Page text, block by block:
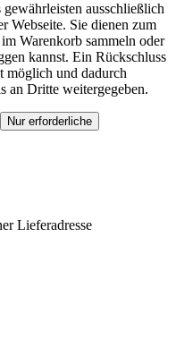
ausschließlich
Webseite. Sie dienen zum
Warenkorb sammeln oder
kannst. Ein Rückschluss
möglich und dadurch
an Dritte weitergegeben.
Nur erforderliche
Lieferadresse